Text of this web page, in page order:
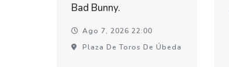
Bad Bunny.
Ago 7, 2026 22:00
Plaza De Toros De Úbeda